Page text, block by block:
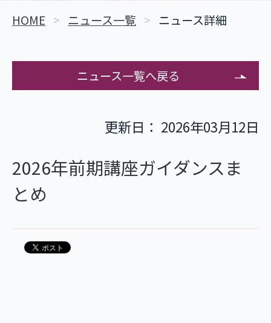
HOME ニュース一覧 ニュース詳細
ニュース一覧へ戻る
更新日： 2026年03月12日
2026年前期講座ガイダンスま
とめ